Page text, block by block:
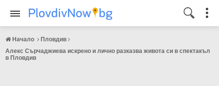
Начало
Пловдив
Алекс Сърчаджиева искрено и лично разказва живота си в спектакъл
в Пловдив